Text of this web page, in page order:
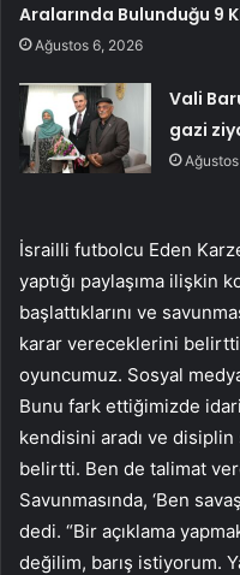
Aralarında Bulunduğu 9
Ağustos 6, 2026
Vali
gazi
İsrailli futbolcu Eden
yaptığı paylaşıma ilişkin
başlattıklarını ve
karar vereceklerini
oyuncumuz. Sosyal
Bunu fark ettiğimizde
kendisini aradı ve disiplin
belirtti. Ben de talimat
Savunmasında, ‘Ben
dedi. “Bir açıklama
değilim, barış istiyorum.